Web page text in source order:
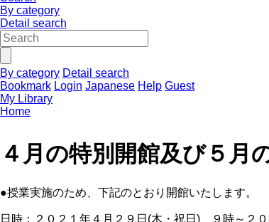
By category
Detail search
By category Detail search
Bookmark Login Japanese Help Guest
My Library
Home
４月の特別開館及び５月
●授業実施のため、下記のとおり開館いたします。
日時：２０２１年４月２９日(木・祝日) ９時～２